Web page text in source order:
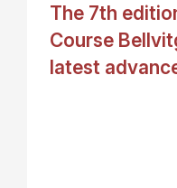
The 7th
Course
latest